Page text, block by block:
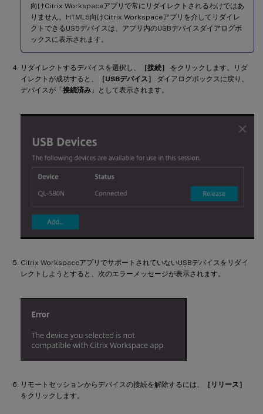
向けCitrix Workspaceアプリで常にリダイレクトされるわけではあ
りません。HTML5向けCitrix Workspaceアプリを介してリダイレ
クトできるUSBデバイスは、アプリ内のUSBデバイスダイアログボ
ックスに表示されます。
リダイレクトするデバイスを選択し、 ［接続］
をクリックします。リダ
イレクトが成功すると、
［USBデバイス］
ダイアログボックスに戻り、
デバイスが「接続済み 」として表示されます。
Citrix WorkspaceアプリでサポートされていないUSBデバイスをリダイ
レクトしようとすると、次のエラーメッセージが表示されます。
リモートセッションからデバイスの接続を解除するには、
［リリース］
をクリックします。